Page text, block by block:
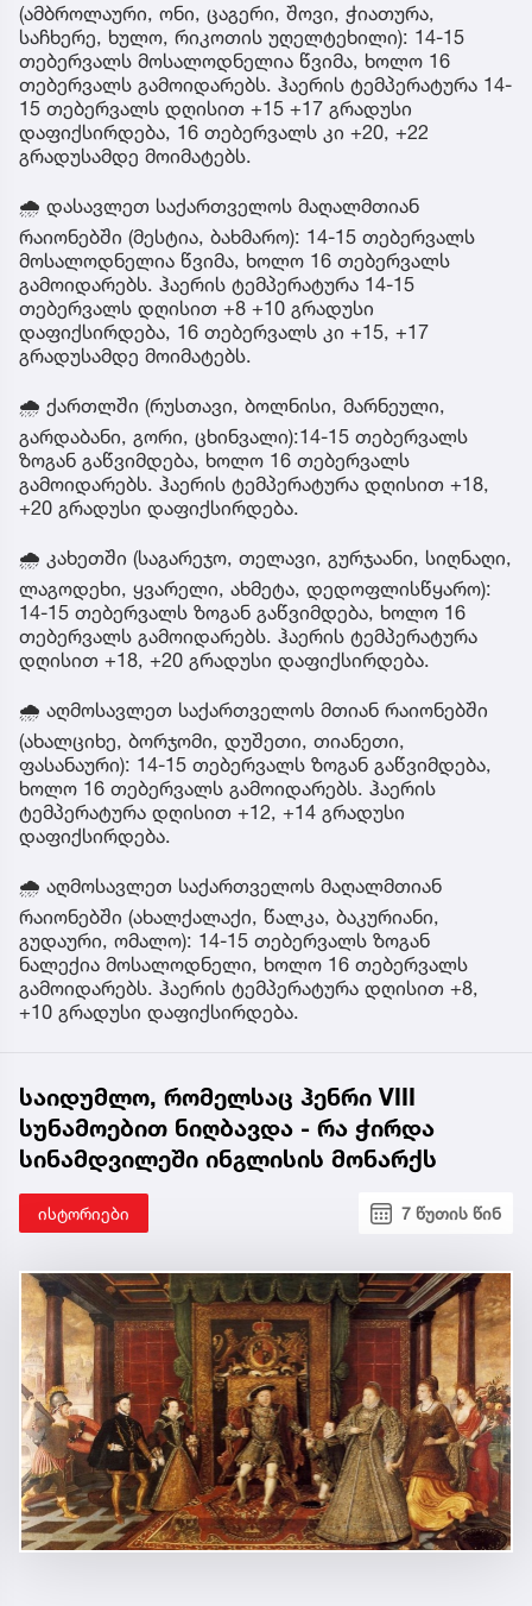
(ამბროლაური, ონი, ცაგერი, შოვი, ჭიათურა,
საჩხერე, ხულო, რიკოთის უღელტეხილი): 14-15
თებერვალს მოსალოდნელია წვიმა, ხოლო 16
თებერვალს გამოიდარებს. ჰაერის ტემპერატურა 14-
15 თებერვალს დღისით +15 +17 გრადუსი
დაფიქსირდება, 16 თებერვალს კი +20, +22
გრადუსამდე მოიმატებს.
🌧 დასავლეთ საქართველოს მაღალმთიან
რაიონებში (მესტია, ბახმარო): 14-15 თებერვალს
მოსალოდნელია წვიმა, ხოლო 16 თებერვალს
გამოიდარებს. ჰაერის ტემპერატურა 14-15
თებერვალს დღისით +8 +10 გრადუსი
დაფიქსირდება, 16 თებერვალს კი +15, +17
გრადუსამდე მოიმატებს.
🌧 ქართლში (რუსთავი, ბოლნისი, მარნეული,
გარდაბანი, გორი, ცხინვალი):14-15 თებერვალს
ზოგან გაწვიმდება, ხოლო 16 თებერვალს
გამოიდარებს. ჰაერის ტემპერატურა დღისით +18,
+20 გრადუსი დაფიქსირდება.
🌧 კახეთში (საგარეჯო, თელავი, გურჯაანი, სიღნაღი,
ლაგოდეხი, ყვარელი, ახმეტა, დედოფლისწყარო):
14-15 თებერვალს ზოგან გაწვიმდება, ხოლო 16
თებერვალს გამოიდარებს. ჰაერის ტემპერატურა
დღისით +18, +20 გრადუსი დაფიქსირდება.
🌧 აღმოსავლეთ საქართველოს მთიან რაიონებში
(ახალციხე, ბორჯომი, დუშეთი, თიანეთი,
ფასანაური): 14-15 თებერვალს ზოგან გაწვიმდება,
ხოლო 16 თებერვალს გამოიდარებს. ჰაერის
ტემპერატურა დღისით +12, +14 გრადუსი
დაფიქსირდება.
🌧 აღმოსავლეთ საქართველოს მაღალმთიან
რაიონებში (ახალქალაქი, წალკა, ბაკურიანი,
გუდაური, ომალო): 14-15 თებერვალს ზოგან
ნალექია მოსალოდნელი, ხოლო 16 თებერვალს
გამოიდარებს. ჰაერის ტემპერატურა დღისით +8,
+10 გრადუსი დაფიქსირდება.
საიდუმლო, რომელსაც ჰენრი VIII
სუნამოებით ნიღბავდა - რა ჭირდა
სინამდვილეში ინგლისის მონარქს
ისტორიები 7 წუთის წინ